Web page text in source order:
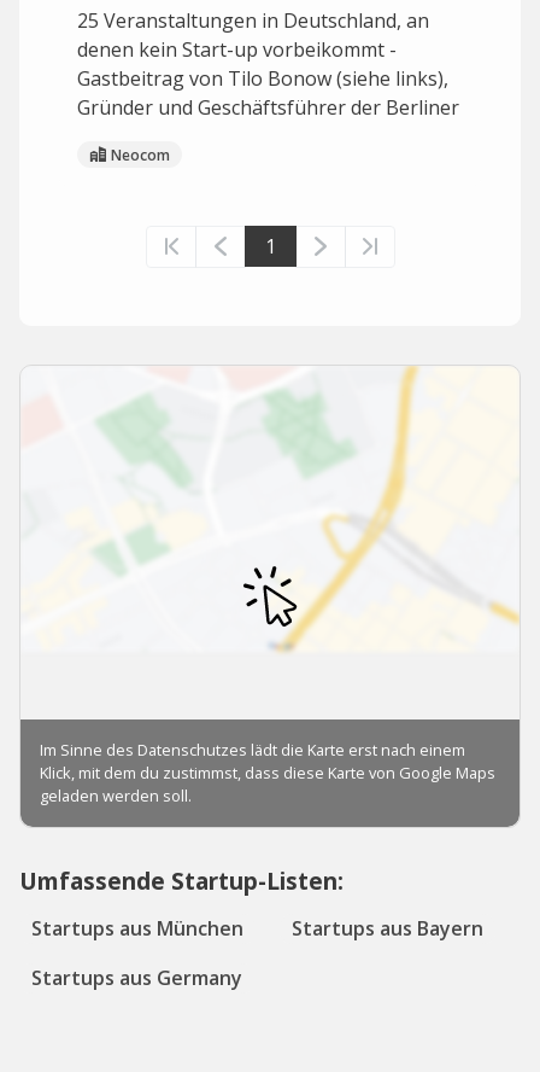
25 Veranstaltungen in Deutschland, an
denen kein Start-up vorbeikommt -
Gastbeitrag von Tilo Bonow (siehe links),
Gründer und Geschäftsführer der Berliner
Neocom
1
Umfassende Startup-Listen:
Startups aus München
Startups aus Bayern
Startups aus Germany